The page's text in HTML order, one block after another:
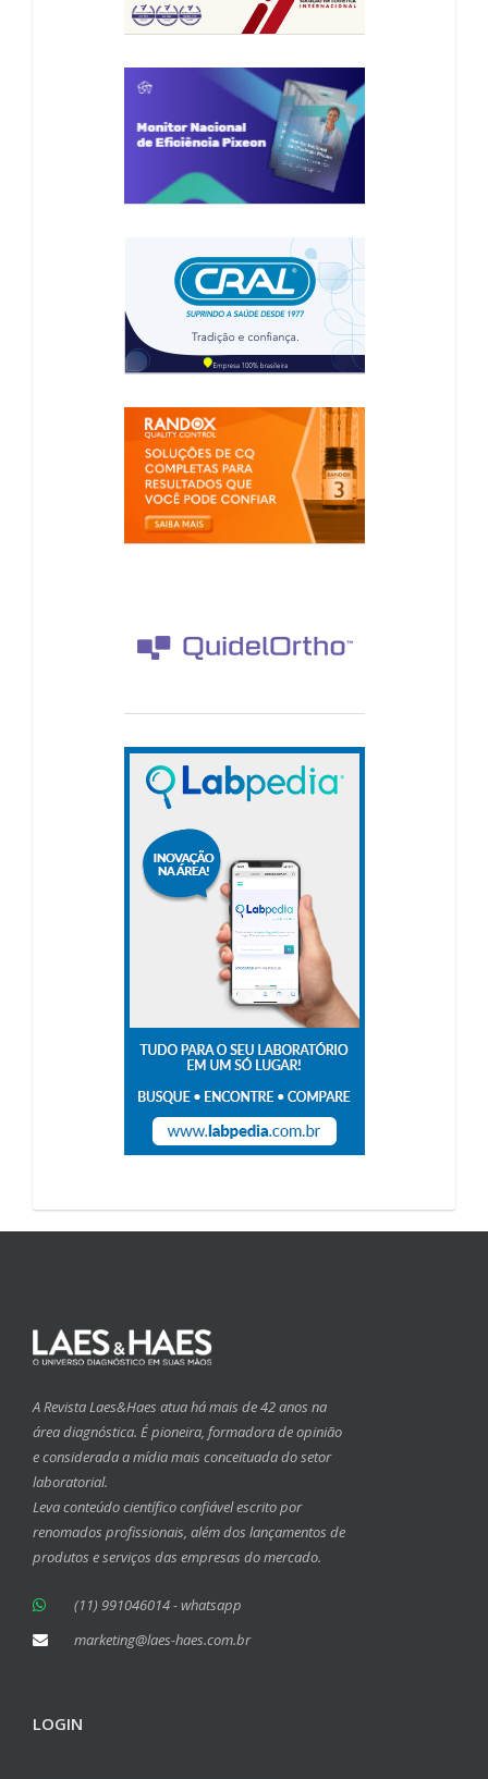
A Revista Laes&Haes atua há mais de 42 anos na
área diagnóstica. É pioneira, formadora de opinião
e considerada a mídia mais conceituada do setor
laboratorial.
Leva conteúdo científico confiável escrito por
renomados profissionais, além dos lançamentos de
produtos e serviços das empresas do mercado.
(11) 991046014 - whatsapp
marketing@laes-haes.com.br
LOGIN